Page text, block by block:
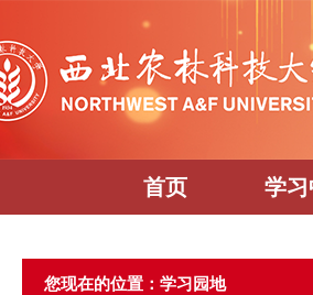
首页 学
您现在的位置：学习园地